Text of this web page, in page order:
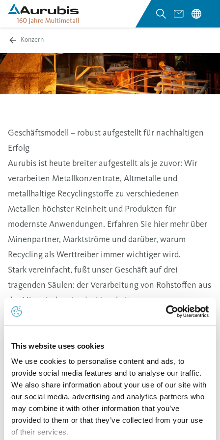
This website uses cookies
We use cookies to personalise content and ads, to
provide social media features and to analyse our traffic.
We also share information about your use of our site with
our social media, advertising and analytics partners who
may combine it with other information that you’ve
provided to them or that they’ve collected from your use
of their services.
Konzern
Geschäftsmodell – robust aufgestellt für nachhaltigen
Erfolg
Aurubis ist heute breiter aufgestellt als je zuvor: Wir
verarbeiten Metallkonzentrate, Altmetalle und
metallhaltige Recyclingstoffe zu verschiedenen
Metallen höchster Reinheit und Produkten für
modernste Anwendungen. Erfahren Sie hier mehr über
Minenpartner, Marktströme und darüber, warum
Recycling als Werttreiber immer wichtiger wird.
Stark vereinfacht, fußt unser Geschäft auf drei
tragenden Säulen: der Verarbeitung von Rohstoffen aus
der Minenindustrie, der Verarbeitung von
Recyclingmaterial von Vorverarbeitern und der
dieser einzigartigen Aufstellung innerhalb der
Metallwertschöpfungskette ist der Einsatz von
verschiedenen Metallströmen. Dabei wird jede der drei
Säulen von verschiedenen Marktzyklen beeinflusst.
Diese breite Aufstellung macht unser Geschäftsmodell
robust und sichert so letztlich nachhaltige Ergebnisse.
Die Stärke unseres Geschäftsmodells ist es, dass sich